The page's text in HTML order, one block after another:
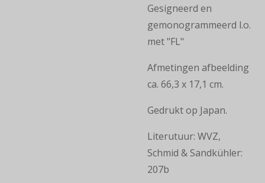
Gesigneerd en
gemonogrammeerd l.o.
met "FL"
Afmetingen afbeelding
ca. 66,3 x 17,1 cm.
Gedrukt op Japan.
Literutuur: WVZ,
Schmid & Sandkühler:
207b